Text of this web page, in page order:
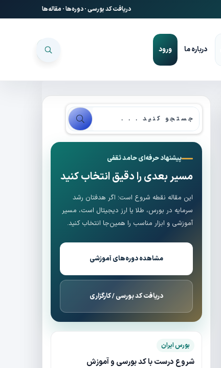
دریافت کد بورسی·دوره‌ها·مقاله‌ها
درباره ما ورود
پیشنهاد حرفه‌ای حامد ثقفی
مسیر بعدی را دقیق انتخاب کنید
این مقاله نقطه شروع است؛ اگر هدفتان رشد
سرمایه در بورس، طلا یا ارز دیجیتال است، مسیر
آموزشی و ابزار مناسب را همین‌جا انتخاب کنید.
مشاهده دوره‌های آموزشی
دریافت کد بورسی / کارگزاری
بورس ایران
شروع درست با کد بورسی و آموزش